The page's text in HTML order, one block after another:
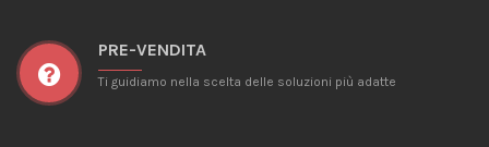
PRE-VENDITA
Ti guidiamo nella scelta delle soluzioni più adatte